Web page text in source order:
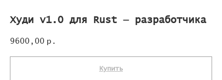
Худи v1.0 для Rust — разработчика
9600,00 р.
Купить